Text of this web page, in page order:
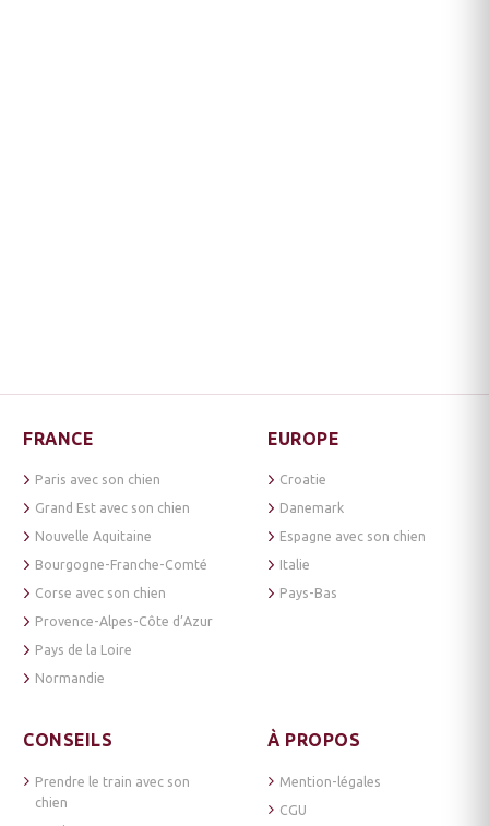
FRANCE
Paris avec son chien
Grand Est avec son chien
Nouvelle Aquitaine
Bourgogne-Franche-Comté
Corse avec son chien
Provence-Alpes-Côte d’Azur
Pays de la Loire
Normandie
EUROPE
Croatie
Danemark
Espagne avec son chien
Italie
Pays-Bas
CONSEILS
Prendre le train avec son
chien
À PROPOS
Mention-légales
CGU